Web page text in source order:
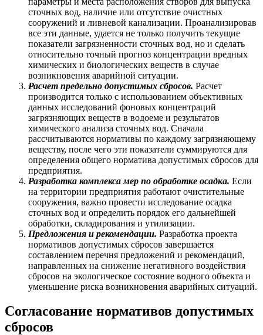
сточных вод, наличие или отсутствие очистных
сооружений и ливневой канализации. Проанализировав
все эти данные, удается не только получить текущие
показатели загрязненности сточных вод, но и сделать
относительно точный прогноз концентрации вредных
химических и биологических веществ в случае
возникновения аварийной ситуации.
Расчет предельно допустимых сбросов. Расчет
производится только с использованием объективных
данных исследований фоновых концентраций
загрязняющих веществ в водоеме и результатов
химического анализа сточных вод. Сначала
рассчитываются нормативы по каждому загрязняющему
веществу, после чего эти показатели суммируются для
определения общего норматива допустимых сбросов для
предприятия.
Разработка комплекса мер по обработке осадка. Если
на территории предприятия работают очистительные
сооружения, важно провести исследование осадка
сточных вод и определить порядок его дальнейшей
обработки, складирования и утилизации.
Предложения и рекомендации. Разработка проекта
нормативов допустимых сбросов завершается
составлением перечня предложений и рекомендаций,
направленных на снижение негативного воздействия
сбросов на экологическое состояние водного объекта и
уменьшение риска возникновения аварийных ситуаций.
Согласование нормативов допустимых
сбросов